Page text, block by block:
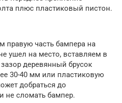
плюс пластиковый пистон.
правую часть бампера на
ушел на место, вставляем в
деревянный брусок
30-40 мм или пластиковую
добраться до
не сломать бампер.